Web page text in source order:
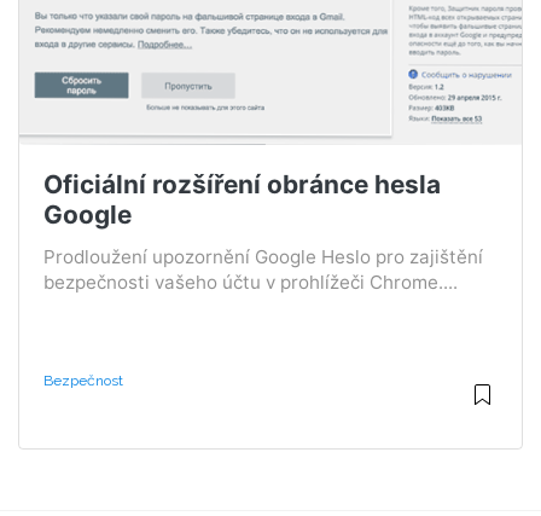
Oficiální rozšíření obránce hesla
Google
Prodloužení upozornění Google Heslo pro zajištění
bezpečnosti vašeho účtu v prohlížeči Chrome....
Bezpečnost